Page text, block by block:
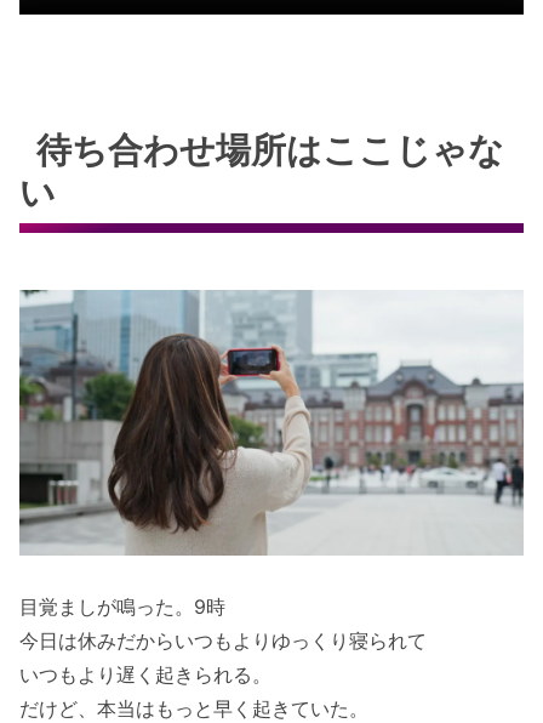
待ち合わせ場所はここじゃな
い
目覚ましが鳴った。9時
今日は休みだからいつもよりゆっくり寝られて
いつもより遅く起きられる。
だけど、本当はもっと早く起きていた。